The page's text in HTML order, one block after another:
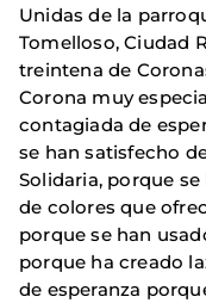
Unidas de la
Tomelloso, Ciudad
treintena de
Corona muy
contagiada de
se han satisfecho
Solidaria, porque
de colores que
porque se han
porque ha creado
de esperanza